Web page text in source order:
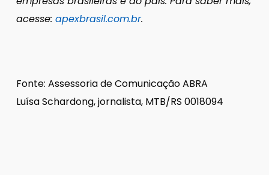
acesse: apexbrasil.com.br.
Fonte: Assessoria de Comunicação ABRA
Luísa Schardong, jornalista, MTB/RS 0018094